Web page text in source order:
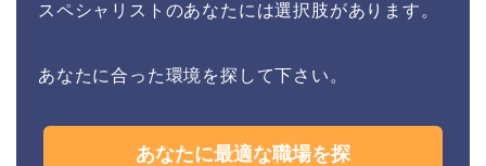
スペシャリストのあなたには選択肢があります。
あなたに合った環境を探して下さい。
あなたに最適な職場を探